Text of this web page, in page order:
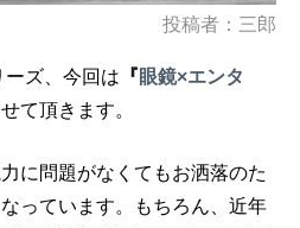
投稿者：三郎
ーズ、今回は 『眼鏡×エンタ
て頂きます。
に問題がなくてもお洒落のた
っています。もちろん、近年